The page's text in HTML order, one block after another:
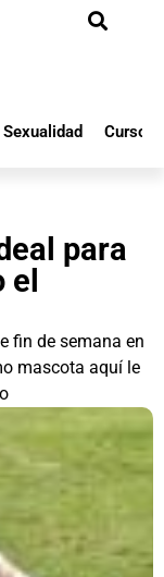
Cursos
para
el
fin de semana en
mascota aquí le